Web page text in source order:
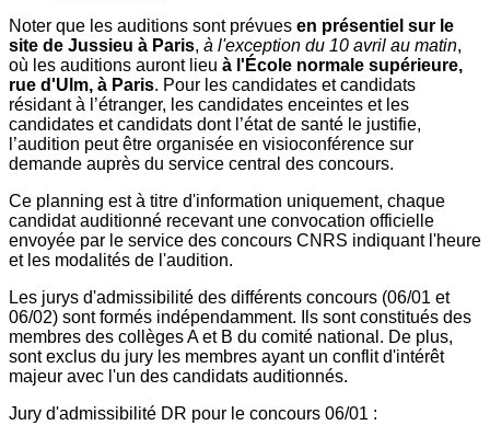
Noter que les auditions sont prévues en présentiel sur le
site de Jussieu à Paris, à l'exception du 10 avril au matin,
où les auditions auront lieu à l'École normale supérieure,
rue d'Ulm, à Paris. Pour les candidates et candidats
résidant à l’étranger, les candidates enceintes et les
candidates et candidats dont l’état de santé le justifie,
l’audition peut être organisée en visioconférence sur
demande auprès du service central des concours.
Ce planning est à titre d'information uniquement, chaque
candidat auditionné recevant une convocation officielle
envoyée par le service des concours CNRS indiquant l'heure
et les modalités de l'audition.
Les jurys d'admissibilité des différents concours (06/01 et
06/02) sont formés indépendamment. Ils sont constitués des
membres des collèges A et B du comité national. De plus,
sont exclus du jury les membres ayant un conflit d'intérêt
majeur avec l'un des candidats auditionnés.
Jury d'admissibilité DR pour le concours 06/01 :